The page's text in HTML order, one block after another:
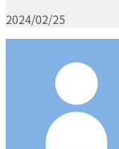
2024/02/25